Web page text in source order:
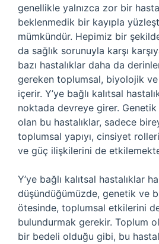
genellikle yalnızca zor bir
beklenmedik bir kayıpla
mümkündür. Hepimiz bir
da sağlık sorunuyla karşı
bazı hastalıklar daha da
gereken toplumsal, biyolojik
içerir. Y’ye bağlı kalıtsal
noktada devreye girer.
olan bu hastalıklar, sadece
toplumsal yapıyı, cinsiyet
ve güç ilişkilerini de
Y’ye bağlı kalıtsal hastalıklar
düşündüğümüzde, genetik ve
ötesinde, toplumsal etkilerini
bulundurmak gerekir. Toplum
bir bedeli olduğu gibi, bu